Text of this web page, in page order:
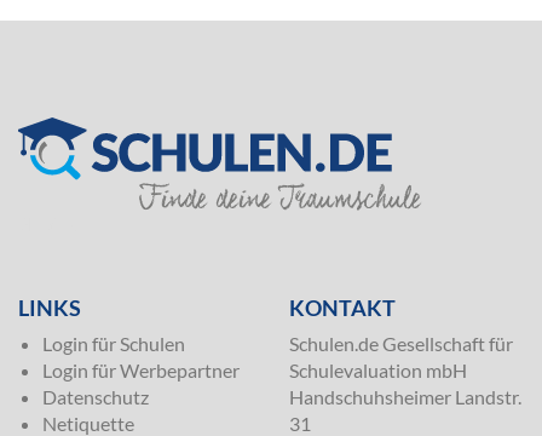
LINKS
Login für Schulen
Login für Werbepartner
Datenschutz
Netiquette
KONTAKT
Schulen.de Gesellschaft für
Schulevaluation mbH
Handschuhsheimer Landstr.
31